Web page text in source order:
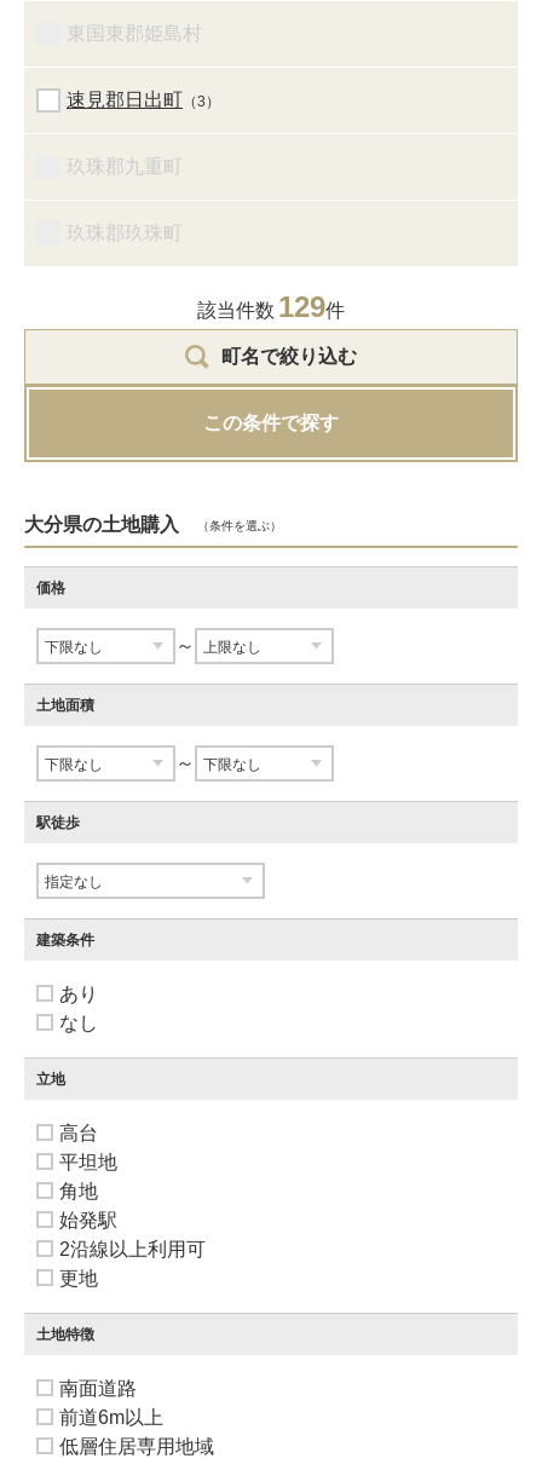
東国東郡姫島村
速見郡日出町 （3）
玖珠郡九重町
玖珠郡玖珠町
該当件数 129件
町名で絞り込む
この条件で探す
大分県の土地購入 （条件を選ぶ）
価格
～
土地面積
～
駅徒歩
建築条件
あり
なし
立地
高台
平坦地
角地
始発駅
2沿線以上利用可
更地
土地特徴
南面道路
前道6m以上
低層住居専用地域